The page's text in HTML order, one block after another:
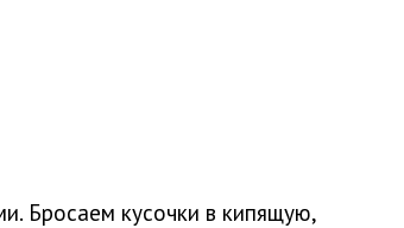
Бросаем кусочки в кипящую,